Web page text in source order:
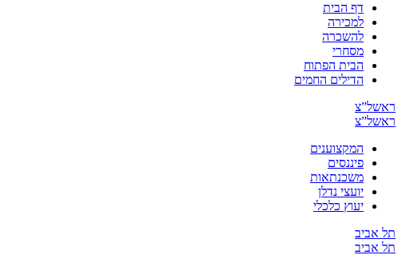
דף הבית
למכירה
להשכרה
מסחרי
הבית הפתוח
הדילים החמים
ראשל”צ
ראשל”צ
המקצוענים
פיננסים
משכנתאות
יועצי נדלן
יעוץ כלכלי
תל אביב
תל אביב